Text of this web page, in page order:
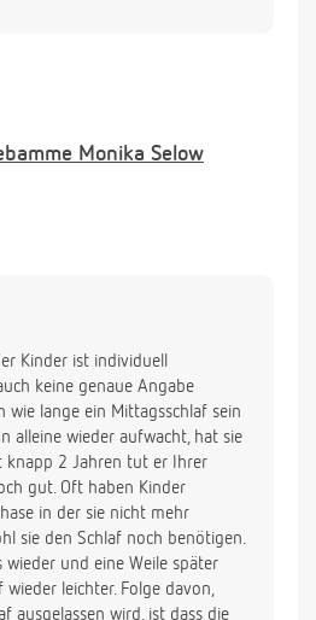
nun schon seit drei Wochen.
in ihr Bett zu legen, fängt sie
beruhigt sich nicht (habe
Stunde schreien lassen).
es irgendetwas was man
damit sie wieder in ihrem
habe, die ich sonst immer
sie geschlafen hat. Wie lange
eigentlich ein
wird er überhaupt noch
Was kann die Folge sein,
mehr in diesem Alter
er noch benötigt wird? Ich
dass sie, wenn sie abends
zwischen 10-12 Stunden
2-3 mal wach in der Nacht,
ich Ihr die Hand gebe ist
ist bestimmt verwöhnt!!) Ich
Monika Selow
Kinder ist individuell
keine genaue Angabe
wie lange ein Mittagsschlaf sein
alleine wieder aufwacht, hat sie
knapp 2 Jahren tut er Ihrer
gut. Oft haben Kinder
in der sie nicht mehr
sie den Schlaf noch benötigen.
wieder und eine Weile später
leichter. Folge davon,
ausgelassen wird, ist dass die